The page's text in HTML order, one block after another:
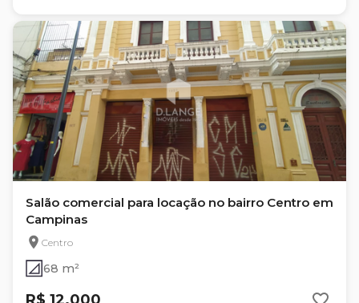
Salão comercial para locação no bairro Centro em
Campinas
Centro
68 m²
R$ 12.000